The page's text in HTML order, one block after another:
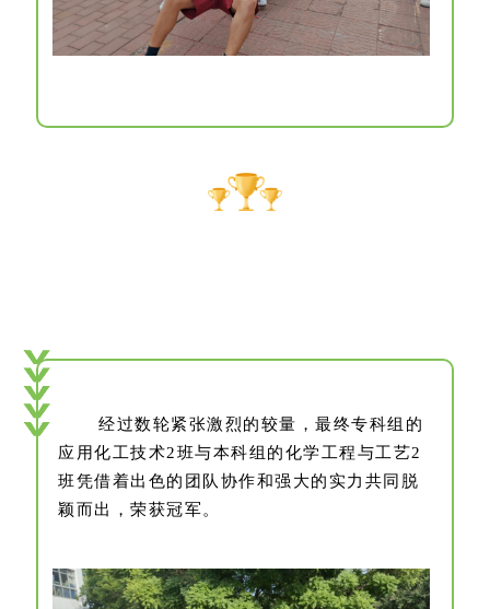
经过数轮紧张激烈的较量，最终专科组的
应用化工技术2班与本科组的化学工程与工艺2
班凭借着出色的团队协作和强大的实力共同脱
颖而出，荣获冠军。